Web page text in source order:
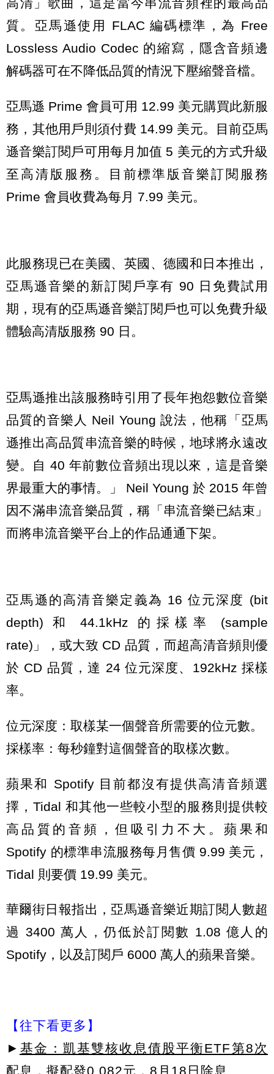
高清」歌曲，這是當今串流音頻裡的最高品
質。亞馬遜使用 FLAC 編碼標準，為 Free
Lossless Audio Codec 的縮寫，隱含音頻邊
解碼器可在不降低品質的情況下壓縮聲音檔。
亞馬遜 Prime 會員可用 12.99 美元購買此新服
務，其他用戶則須付費 14.99 美元。目前亞馬
遜音樂訂閱戶可用每月加值 5 美元的方式升級
至高清版服務。目前標準版音樂訂閱服務
Prime 會員收費為每月 7.99 美元。
此服務現已在美國、英國、德國和日本推出，
亞馬遜音樂的新訂閱戶享有 90 日免費試用
期，現有的亞馬遜音樂訂閱戶也可以免費升級
體驗高清版服務 90 日。
亞馬遜推出該服務時引用了長年抱怨數位音樂
品質的音樂人 Neil Young 說法，他稱「亞馬
遜推出高品質串流音樂的時候，地球將永遠改
變。自 40 年前數位音頻出現以來，這是音樂
界最重大的事情。」 Neil Young 於 2015 年曾
因不滿串流音樂品質，稱「串流音樂已結束」
而將串流音樂平台上的作品通通下架。
亞馬遜的高清音樂定義為 16 位元深度 (bit
depth) 和 44.1kHz 的採樣率 (sample
rate)」，或大致 CD 品質，而超高清音頻則優
於 CD 品質，達 24 位元深度、192kHz 採樣
率。
位元深度：取樣某一個聲音所需要的位元數。
採樣率：每秒鐘對這個聲音的取樣次數。
蘋果和 Spotify 目前都沒有提供高清音頻選
擇，Tidal 和其他一些較小型的服務則提供較
高品質的音頻，但吸引力不大。蘋果和
Spotify 的標準串流服務每月售價 9.99 美元，
Tidal 則要價 19.99 美元。
華爾街日報指出，亞馬遜音樂近期訂閱人數超
過 3400 萬人，仍低於訂閱數 1.08 億人的
Spotify，以及訂閱戶 6000 萬人的蘋果音樂。
【往下看更多】
► 基金：凱基雙核收息債股平衡ETF第8次
配息，擬配發0.082元，8月18日除息